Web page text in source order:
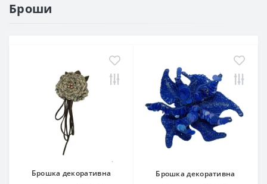
Броши
Брошка декоративна
Брошка декоративна